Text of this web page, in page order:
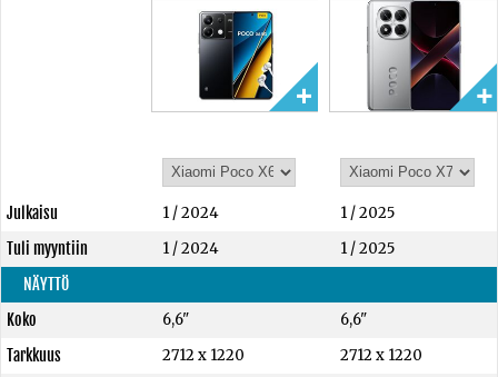
Julkaisu 1 / 2024
1 / 2025
Tuli myyntiin
1 / 2024
1 / 2025
NÄYTTÖ
Koko
6,6"
6,6"
Tarkkuus
2712 x 1220
2712 x 1220